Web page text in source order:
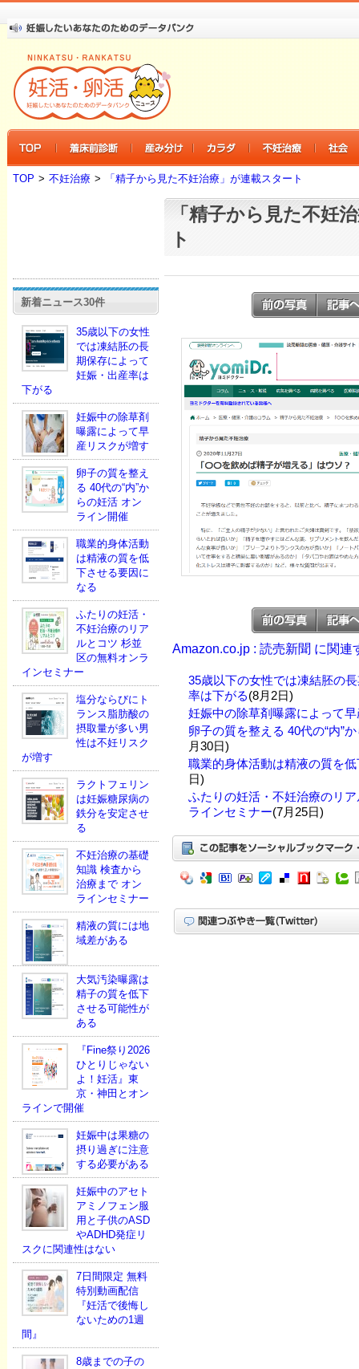
TOP > 不妊治療 > 「精子から見た不妊治療」が連載スタート
新着ニュース30件
35歳以下の女性
では凍結胚の長
期保存によって
妊娠・出産率は
下がる
妊娠中の除草剤
曝露によって早
産リスクが増す
卵子の質を整え
る 40代の“内”か
らの妊活 オン
ライン開催
職業的身体活動
は精液の質を低
下させる要因に
なる
ふたりの妊活・
不妊治療のリア
ルとコツ 杉並
区の無料オンラ
インセミナー
塩分ならびにト
ランス脂肪酸の
摂取量が多い男
性は不妊リスク
が増す
ラクトフェリン
は妊娠糖尿病の
鉄分を安定させ
る
不妊治療の基礎
知識 検査から
治療まで オン
ラインセミナー
精液の質には地
域差がある
大気汚染曝露は
精子の質を低下
させる可能性が
ある
『Fine祭り2026
ひとりじゃない
よ！妊活』東
京・神田とオン
ラインで開催
妊娠中は果糖の
摂り過ぎに注意
する必要がある
妊娠中のアセト
アミノフェン服
用と子供のASD
やADHD発症リ
スクに関連性はない
7日間限定 無料
特別動画配信
『妊活で後悔し
ないための1週
間』
8歳までの子の
「精子から見た不妊
ト
Amazon.co.jp : 読売新聞 に関連
35歳以下の女性では凍結胚の
率は下がる(8月2日)
妊娠中の除草剤曝露によって
卵子の質を整える 40代の“内”
月30日)
職業的身体活動は精液の質を
日)
ふたりの妊活・不妊治療のリ
ラインセミナー(7月25日)